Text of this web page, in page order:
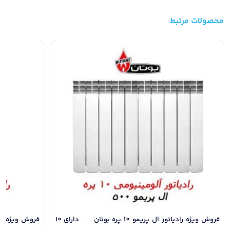
مناسب
محصولات مرتبط
فروش ویژه رادیاتور ال پریمو 10 پره بوتان . . . دارای 10